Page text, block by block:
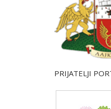
PRIJATELJI